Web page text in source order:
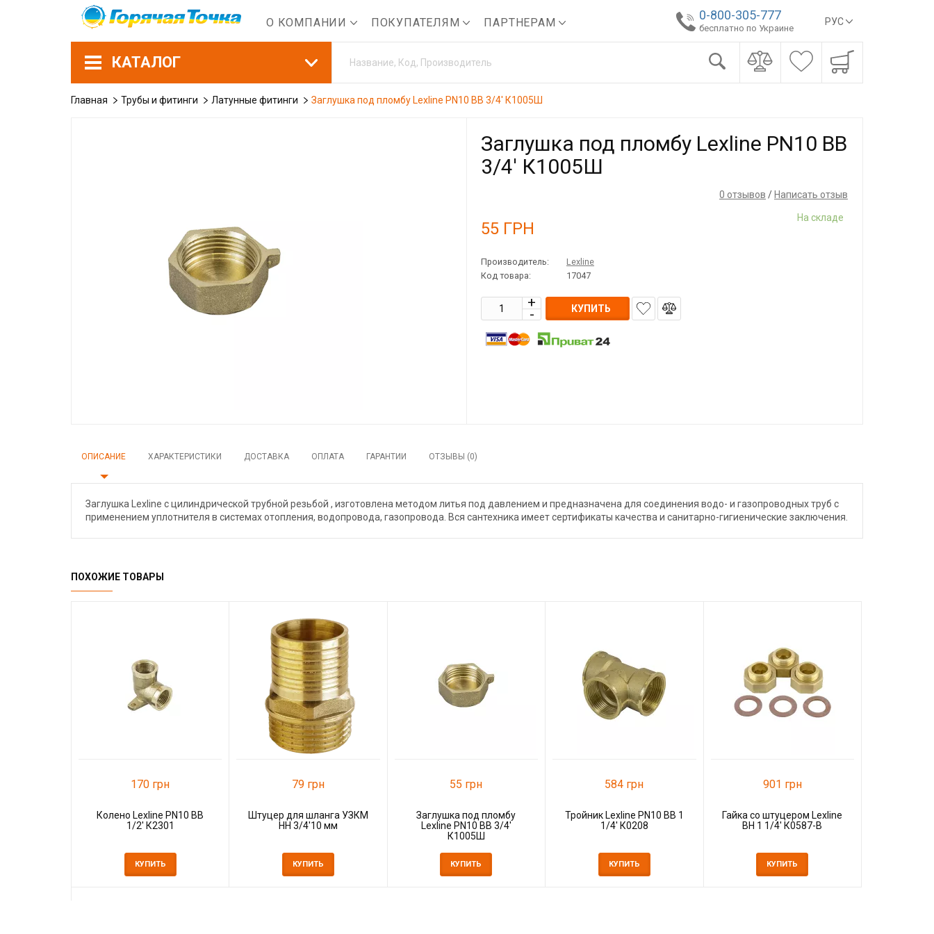
О КОМПАНИИ ПОКУПАТЕЛЯМ ПАРТНЕРАМ РУС
0-800-305-777
бесплатно по Украине
КАТАЛОГ
Главная Трубы и фитинги Латунные фитинги Заглушка под пломбу Lexline PN10 ВВ 3/4' К1005Ш
Заглушка под пломбу Lexline PN10 ВВ
3/4' К1005Ш
0 отзывов / Написать отзыв
55 ГРН
На складе
Производитель:
Lexline
Код товара:
17047
КУПИТЬ
ОПИСАНИЕ ХАРАКТЕРИСТИКИ ДОСТАВКА ОПЛАТА ГАРАНТИИ ОТЗЫВЫ (0)
Заглушка Lexline с цилиндрической трубной резьбой , изготовлена методом литья под давлением и предназначена для соединения водо- и газопроводных труб с
применением уплотнителя в системах отопления, водопровода, газопровода. Вся сантехника имеет сертификаты качества и санитарно-гигиенические заключения.
ПОХОЖИЕ ТОВАРЫ
170 грн
Колено Lexline PN10 ВВ
1/2' К2301
КУПИТЬ
79 грн
Штуцер для шланга УЗКМ
НН 3/4'10 мм
КУПИТЬ
55 грн
Заглушка под пломбу
Lexline PN10 ВВ 3/4'
К1005Ш
КУПИТЬ
584 грн
Тройник Lexline PN10 ВВ 1
1/4' К0208
КУПИТЬ
901 грн
Гайка со штуцером Lexline
ВН 1 1/4' К0587-В
КУПИТЬ